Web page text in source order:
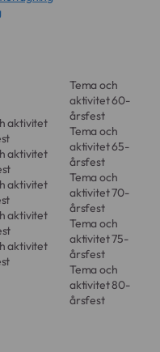
aktivitet
aktivitet
aktivitet
aktivitet
aktivitet
Tema och
aktivitet 60-
årsfest
Tema och
aktivitet 65-
årsfest
Tema och
aktivitet 70-
årsfest
Tema och
aktivitet 75-
årsfest
Tema och
aktivitet 80-
årsfest